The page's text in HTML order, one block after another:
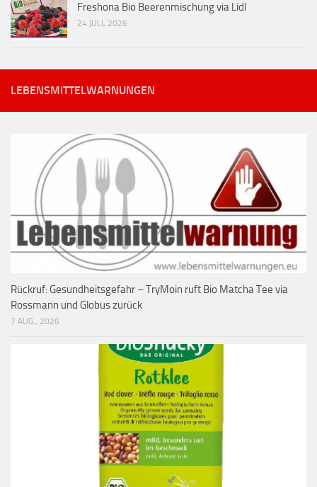
Freshona Bio Beerenmischung via Lidl
24 JULI, 2026
LEBENSMITTELWARNUNGEN
Rückruf: Gesundheitsgefahr – TryMoin ruft Bio Matcha Tee via
Rossmann und Globus zurück
7 AUG., 2026